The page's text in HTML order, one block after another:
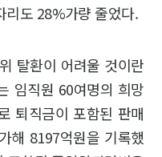
리도 28%가량 줄었다.
탈환이 어려울 것이란
임직원 60여명의 희망
퇴직금이 포함된 판매
해 8197억원을 기록했